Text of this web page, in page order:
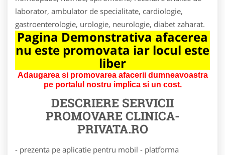
laborator, ambulator de specialitate, cardiologie,
gastroenterologie, urologie, neurologie, diabet zaharat.
Pagina Demonstrativa afacerea
nu este promovata iar locul este
liber
Adaugarea si promovarea afacerii dumneavoastra
pe portalul nostru implica si un cost.
DESCRIERE SERVICII
PROMOVARECLINICA-
PRIVATA.RO
- prezenta pe aplicatie pentru mobil - platforma